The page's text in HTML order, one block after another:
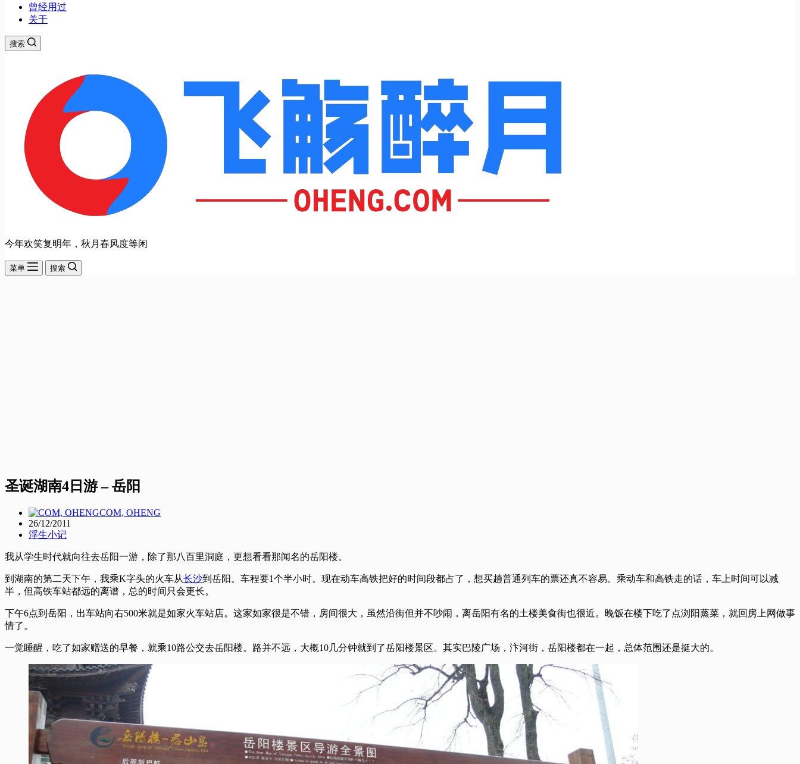
曾经用过
关于
搜索
今年欢笑复明年，秋月春风度等闲
菜单 搜索
圣诞湖南4日游 – 岳阳
COM, OHENG
26/12/2011
浮生小记
我从学生时代就向往去岳阳一游，除了那八百里洞庭，更想看看那闻名的岳阳楼。
到湖南的第二天下午，我乘K字头的火车从长沙到岳阳。车程要1个半小时。现在动车高铁把好的时间段都占了，想买趟普通列车的票还真不容易。乘动车和高铁走的话，车上时间可以减
半，但高铁车站都远的离谱，总的时间只会更长。
下午6点到岳阳，出车站向右500米就是如家火车站店。这家如家很是不错，房间很大，虽然沿街但并不吵闹，离岳阳有名的土楼美食街也很近。晚饭在楼下吃了点浏阳蒸菜，就回房上网做事
情了。
一觉睡醒，吃了如家赠送的早餐，就乘10路公交去岳阳楼。路并不远，大概10几分钟就到了岳阳楼景区。其实巴陵广场，汴河街，岳阳楼都在一起，总体范围还是挺大的。